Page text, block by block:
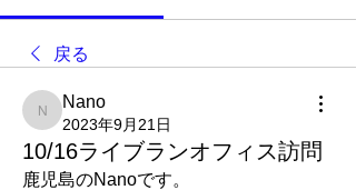
戻る
Nano
Nano
2023年9月21日
10/16ライブランオフィス訪問
鹿児島のNanoです。